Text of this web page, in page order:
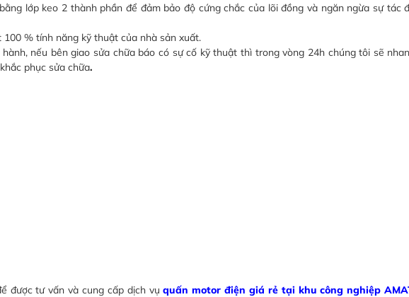
lớp keo 2 thành phần để đảm bảo độ cứng chắc của lõi đồng và ngăn ngừa sự tác
% tính năng kỹ thuật của nhà sản xuất.
nếu bên giao sửa chữa báo có sự cố kỹ thuật thì trong vòng 24h chúng tôi sẽ
phục sửa chữa.
được tư vấn và cung cấp dịch vụ quấn motor điện giá rẻ tại khu công nghiệp